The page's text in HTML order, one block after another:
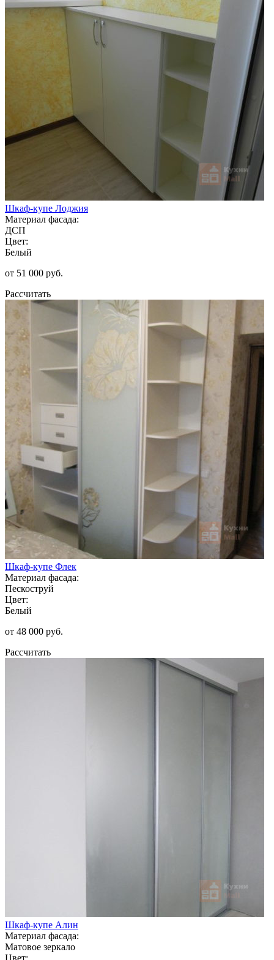
Шкаф-купе Лоджия
Материал фасада:
ДСП
Цвет:
Белый
от 51 000 руб.
Рассчитать
Шкаф-купе Флек
Материал фасада:
Пескоструй
Цвет:
Белый
от 48 000 руб.
Рассчитать
Шкаф-купе Алин
Материал фасада:
Матовое зеркало
Цвет: